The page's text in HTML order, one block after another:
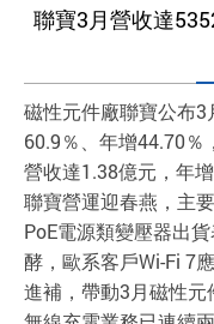
聯寶3月營收達
磁性元件廠聯寶公布
60.9％、年增44.70％
營收達1.38億元，年增
聯寶營運迎春燕，主
PoE電源類變壓器出
酵，歐系客戶Wi-Fi 7
進補，帶動3月磁性